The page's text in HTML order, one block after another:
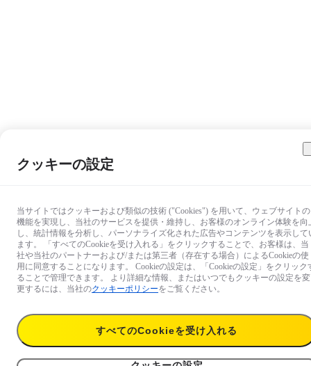
クッキーの設定
当サイトではクッキーおよび類似の技術 ("Cookies") を用いて、ウェブサイトの
機能を実現し、当社のサービスを提供・維持し、お客様のオンライン体験を向
し、統計情報を分析し、パーソナライズ化された広告やコンテンツを表示して
ます。 「すべてのCookieを受け入れる」をクリックすることで、お客様は、当
社や当社のパートナーおよび/または第三者（存在する場合）によるCookieの使
用に同意することになります。 Cookieの設定は、「Cookieの設定」をクリック
ることで管理できます。 より詳細な情報、またはいつでもクッキーの設定を変
更するには、当社のクッキーポリシーをご覧ください。
すべてのCookieを受け入れる